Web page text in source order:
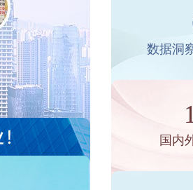
数据洞
国内